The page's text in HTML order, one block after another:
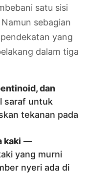
satu sisi
sebagian
yang
dalam tiga
dan
saraf untuk
tekanan pada
kaki —
yang murni
nyeri ada di